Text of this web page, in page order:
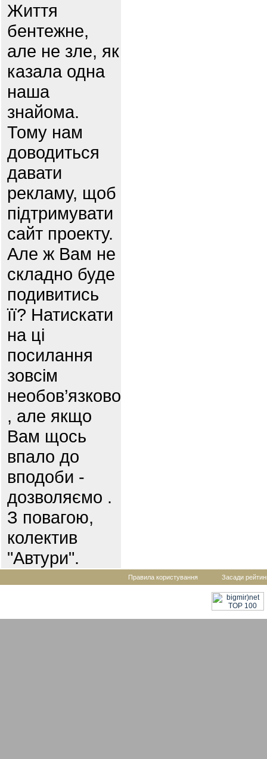
Життя
бентежне,
але не зле, як
казала одна
наша
знайома.
Тому нам
доводиться
давати
рекламу, щоб
підтримувати
сайт проекту.
Але ж Вам не
складно буде
подивитись
її? Натискати
на ці
посилання
зовсім
необов’язково
, але якщо
Вам щось
впало до
вподоби -
дозволяємо .
З повагою,
колектив
"Автури".
Правила користування Засади